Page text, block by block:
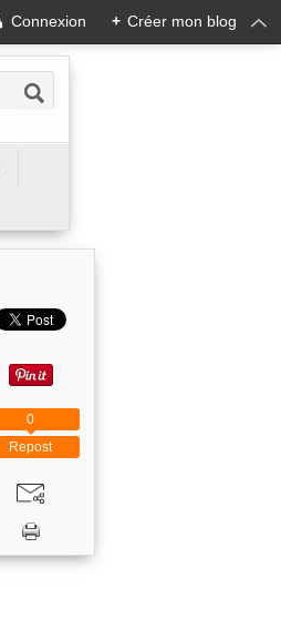
Connexion + Créer mon blog
Repost
0